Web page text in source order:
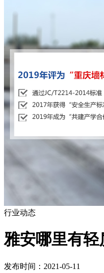
行业动态
雅安哪里有
发布时间：2021-05-11